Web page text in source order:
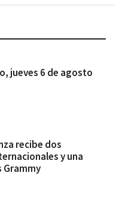
jueves 6 de agosto
recibe dos
y una
Grammy